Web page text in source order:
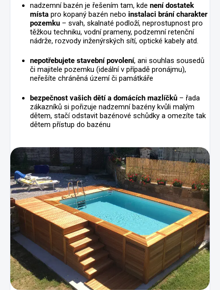
nadzemní bazén je řešením tam, kde není dostatek
místa pro kopaný bazén nebo instalaci brání charakter
pozemku – svah, skalnaté podloží, neprostupnost pro
těžkou techniku, vodní prameny, podzemní retenční
nádrže, rozvody inženýrských sítí, optické kabely atd.
nepotřebujete stavební povolení, ani souhlas sousedů
či majitele pozemku (ideální v případě pronájmu),
neřešíte chráněná území či památkáře
bezpečnost vašich dětí a domácích mazlíčků – řada
zákazníků si pořizuje nadzemní bazény kvůli malým
dětem, stačí odstavit bazénové schůdky a omezíte tak
dětem přístup do bazénu